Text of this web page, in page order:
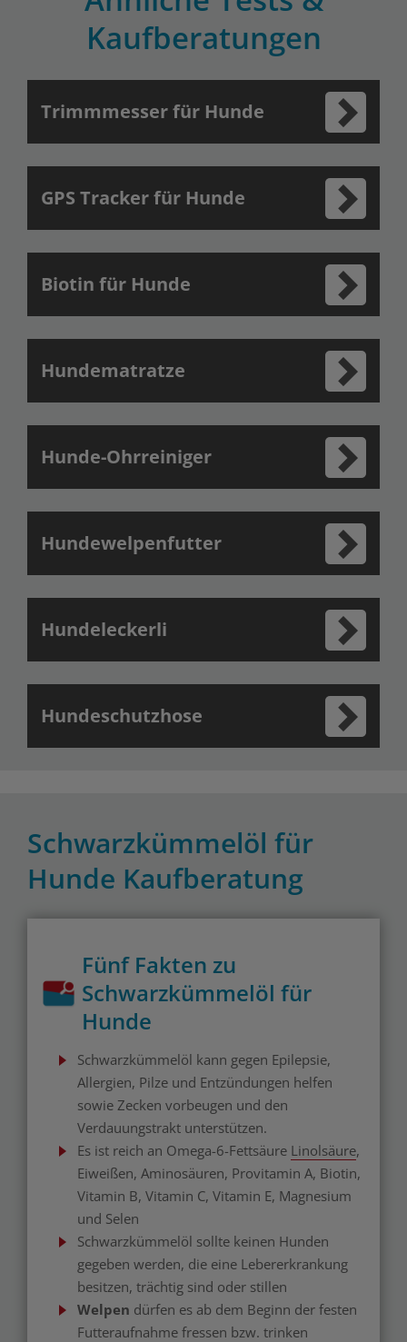
Kaufberatungen
Trimmmesser für Hunde
GPS Tracker für Hunde
Biotin für Hunde
Hundematratze
Hunde-Ohrreiniger
Hundewelpenfutter
Hundeleckerli
Hundeschutzhose
Schwarzkümmelöl für
Hunde Kaufberatung
Fünf Fakten zu
Schwarzkümmelöl für
Hunde
Schwarzkümmelöl kann gegen Epilepsie,
Allergien, Pilze und Entzündungen helfen
sowie Zecken vorbeugen und den
Verdauungstrakt unterstützen.
Es ist reich an Omega-6-Fettsäure Linolsäure,
Eiweißen, Aminosäuren, Provitamin A, Biotin,
Vitamin B, Vitamin C, Vitamin E, Magnesium
und Selen
Schwarzkümmelöl sollte keinen Hunden
gegeben werden, die eine Lebererkrankung
besitzen, trächtig sind oder stillen
Welpen dürfen es ab dem Beginn der festen
Futteraufnahme fressen bzw. trinken